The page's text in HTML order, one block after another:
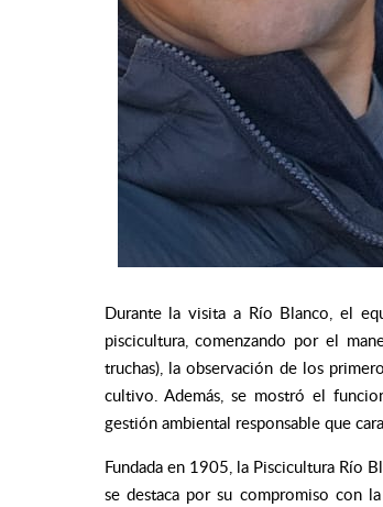
Durante la visita a Río Blanco, el
piscicultura, comenzando por el
truchas), la observación de los
cultivo. Además, se mostró el
gestión ambiental responsable que
Fundada en 1905, la Piscicultura Río
se destaca por su compromiso con